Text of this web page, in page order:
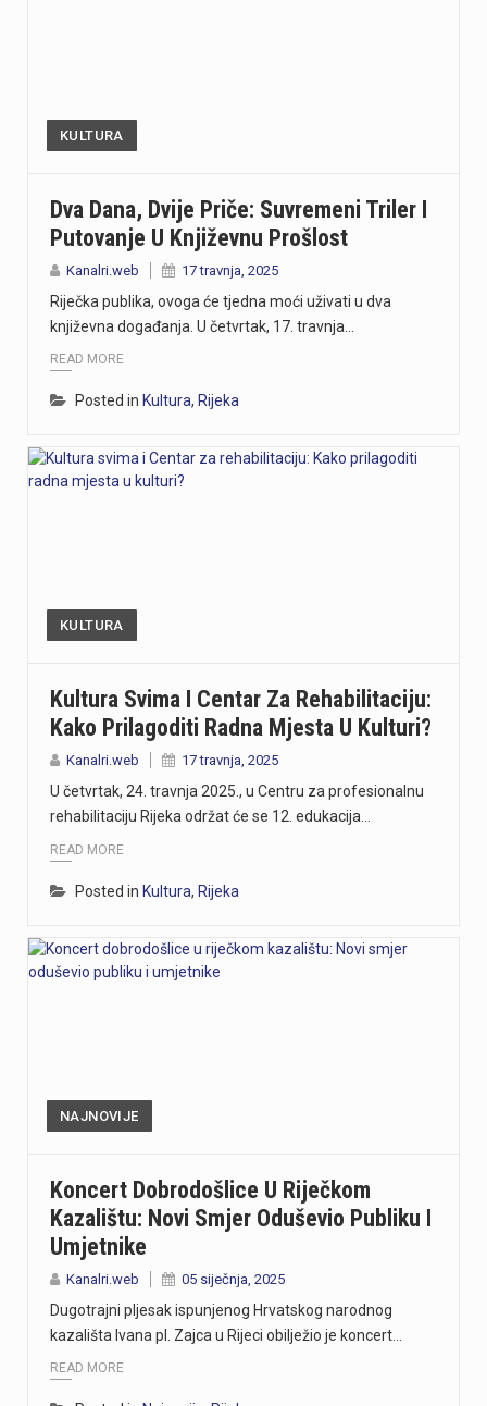
KULTURA
Dva Dana, Dvije Priče: Suvremeni Triler I
Putovanje U Književnu Prošlost
Kanalri.web 17 travnja, 2025
Riječka publika, ovoga će tjedna moći uživati u dva
književna događanja. U četvrtak, 17. travnja…
READ MORE
Posted in Kultura, Rijeka
KULTURA
Kultura Svima I Centar Za Rehabilitaciju:
Kako Prilagoditi Radna Mjesta U Kulturi?
Kanalri.web 17 travnja, 2025
U četvrtak, 24. travnja 2025., u Centru za profesionalnu
rehabilitaciju Rijeka održat će se 12. edukacija…
READ MORE
Posted in Kultura, Rijeka
NAJNOVIJE
Koncert Dobrodošlice U Riječkom
Kazalištu: Novi Smjer Oduševio Publiku I
Umjetnike
Kanalri.web 05 siječnja, 2025
Dugotrajni pljesak ispunjenog Hrvatskog narodnog
kazališta Ivana pl. Zajca u Rijeci obilježio je koncert…
READ MORE